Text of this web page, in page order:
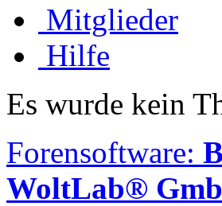
Mitglieder
Hilfe
Es wurde kein
Forensoftware:
WoltLab®